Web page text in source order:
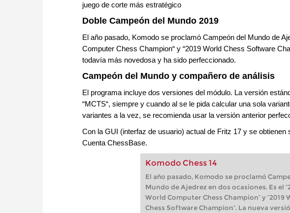
juego de corte más estratégico
Doble Campeón del Mundo 2019
El año pasado, Komodo se proclamó Campeón del Mundo de
Computer Chess Champion“ y “2019 World Chess Software
todavía más novedosa y ha sido perfeccionado.
Campeón del Mundo y compañero de análisis
El programa incluye dos versiones del módulo. La versión
“MCTS“, siempre y cuando al se le pida calcular una sola
variantes a la vez, se recomienda usar la versión anterior
Con la GUI (interfaz de usuario) actual de Fritz 17 y se
Cuenta ChessBase.
Komodo Chess 14
El año pasado, Komodo se proclamó
Mundo de Ajedrez en dos ocasiones. Es el
World Computer Chess Champion“ y “2019
Chess Software Champion“. La nueva